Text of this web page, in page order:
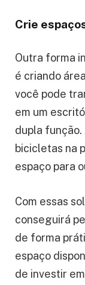
Crie
Outra forma
é criando
você pode
em um
dupla função.
bicicletas na
espaço para
Com essas
conseguirá
de forma
espaço
de investir